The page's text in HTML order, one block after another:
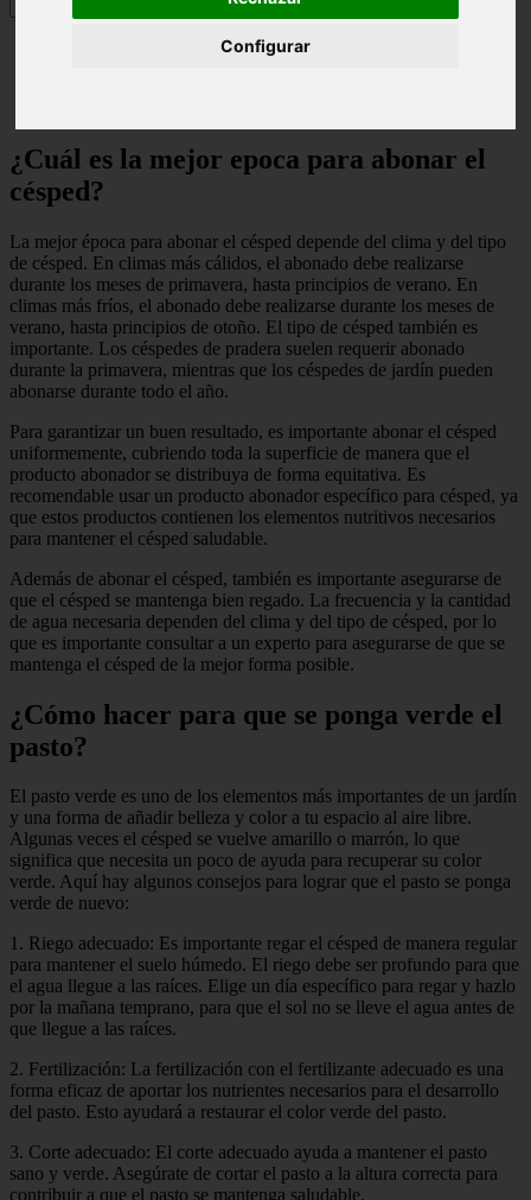
Configurar
¿Cuál es la mejor epoca para abonar el césped?
¿Cuál es la mejor epoca para abonar el
césped?
La mejor época para abonar el césped depende del clima y del tipo
de césped. En climas más cálidos, el abonado debe realizarse
durante los meses de primavera, hasta principios de verano. En
climas más fríos, el abonado debe realizarse durante los meses de
verano, hasta principios de otoño. El tipo de césped también es
importante. Los céspedes de pradera suelen requerir abonado
durante la primavera, mientras que los céspedes de jardín pueden
abonarse durante todo el año.
Para garantizar un buen resultado, es importante abonar el césped
uniformemente, cubriendo toda la superficie de manera que el
producto abonador se distribuya de forma equitativa. Es
recomendable usar un producto abonador específico para césped, ya
que estos productos contienen los elementos nutritivos necesarios
para mantener el césped saludable.
Además de abonar el césped, también es importante asegurarse de
que el césped se mantenga bien regado. La frecuencia y la cantidad
de agua necesaria dependen del clima y del tipo de césped, por lo
que es importante consultar a un experto para asegurarse de que se
mantenga el césped de la mejor forma posible.
¿Cómo hacer para que se ponga verde el
pasto?
El pasto verde es uno de los elementos más importantes de un jardín
y una forma de añadir belleza y color a tu espacio al aire libre.
Algunas veces el césped se vuelve amarillo o marrón, lo que
significa que necesita un poco de ayuda para recuperar su color
verde. Aquí hay algunos consejos para lograr que el pasto se ponga
verde de nuevo:
1. Riego adecuado: Es importante regar el césped de manera regular
para mantener el suelo húmedo. El riego debe ser profundo para que
el agua llegue a las raíces. Elige un día específico para regar y hazlo
por la mañana temprano, para que el sol no se lleve el agua antes de
que llegue a las raíces.
2. Fertilización: La fertilización con el fertilizante adecuado es una
forma eficaz de aportar los nutrientes necesarios para el desarrollo
del pasto. Esto ayudará a restaurar el color verde del pasto.
3. Corte adecuado: El corte adecuado ayuda a mantener el pasto
sano y verde. Asegúrate de cortar el pasto a la altura correcta para
contribuir a que el pasto se mantenga saludable.